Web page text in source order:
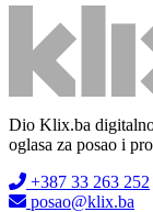
Dio Klix.ba
oglasa za posao i
+387 33 263 252
posao@klix.ba